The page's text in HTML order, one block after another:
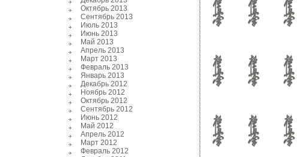
Октябрь 2013
Сентябрь 2013
Июль 2013
Июнь 2013
Май 2013
Апрель 2013
Март 2013
Февраль 2013
Январь 2013
Декабрь 2012
Ноябрь 2012
Октябрь 2012
Сентябрь 2012
Июнь 2012
Май 2012
Апрель 2012
Март 2012
Февраль 2012